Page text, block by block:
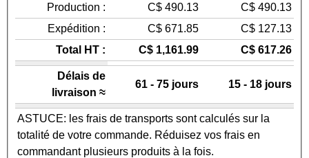
Production :
C$ 490.13
C$ 490.13
Expédition :
C$ 671.85
C$ 127.13
Total HT :
C$ 1,161.99 C$ 617.26
Délais de
livraison ≈
61 - 75 jours 15 - 18 jours
ASTUCE: les frais de transports sont calculés sur la
totalité de votre commande. Réduisez vos frais en
commandant plusieurs produits à la fois.